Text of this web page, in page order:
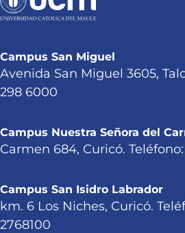
Campus San Miguel
Avenida San Miguel 3605,
298 6000
Campus Nuestra Señora del
Carmen 684, Curicó.
Campus San Isidro Labrador
km. 6 Los Niches, Curicó.
2768100